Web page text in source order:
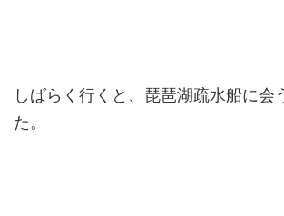
しばらく行くと、琵琶湖疏水船に会
た。